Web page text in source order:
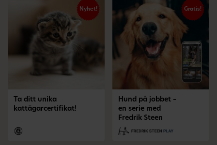
Nyhet!
Ta ditt unika
kattägarcertifikat!
Gratis!
Hund på jobbet –
en serie med
Fredrik Steen